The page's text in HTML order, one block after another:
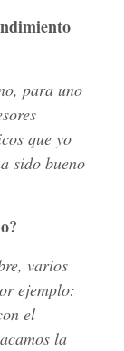
para uno
que yo
sido bueno
varios
ejemplo:
el
la